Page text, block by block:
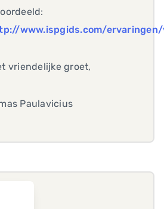
www.ispgids.com/ervaringen/
vriendelijke groet,
Paulavicius